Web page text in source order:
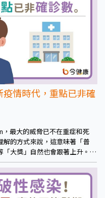
情時代，重點已非確
最大的威脅已不在重症和死
解的方式來說，這意味著「普
大獎」自然也會跟著上升。而
會是醫療量能，醫療量能受到衝
著增加。Omicron在台灣開始
當前擴散速度來看，人人有獎